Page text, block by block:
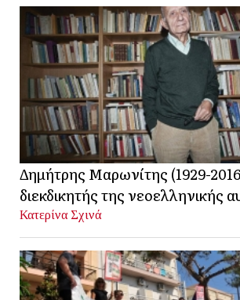
Δημήτρης Μαρωνίτης (1929-
διεκδικητής της νεοελληνικής
Κατερίνα Σχινά